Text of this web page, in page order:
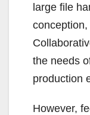
large file
the needs
production
However,